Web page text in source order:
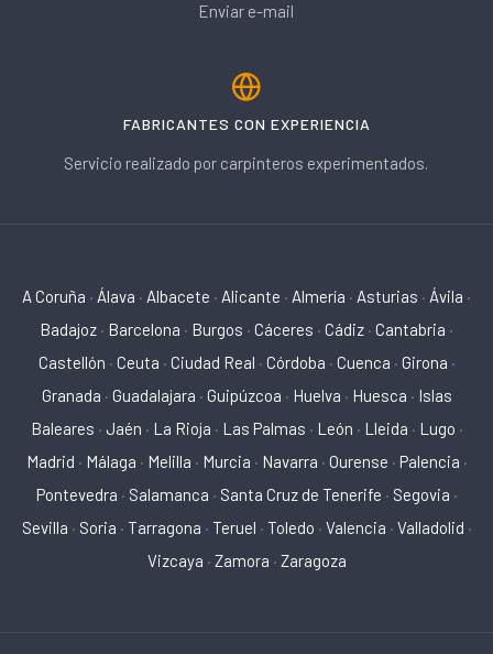
Enviar e-mail
FABRICANTES CON EXPERIENCIA
Servicio realizado por carpinteros experimentados.
A Coruña · Álava · Albacete · Alicante · Almería · Asturias · Ávila ·
Badajoz · Barcelona · Burgos · Cáceres · Cádiz · Cantabria ·
Castellón · Ceuta · Ciudad Real · Córdoba · Cuenca · Girona ·
Granada · Guadalajara · Guipúzcoa · Huelva · Huesca · Islas
Baleares · Jaén · La Rioja · Las Palmas · León · Lleida · Lugo ·
Madrid · Málaga · Melilla · Murcia · Navarra · Ourense · Palencia ·
Pontevedra · Salamanca · Santa Cruz de Tenerife · Segovia ·
Sevilla · Soria · Tarragona · Teruel · Toledo · Valencia · Valladolid ·
Vizcaya · Zamora · Zaragoza